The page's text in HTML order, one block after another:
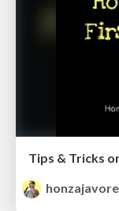
Tips & Tricks